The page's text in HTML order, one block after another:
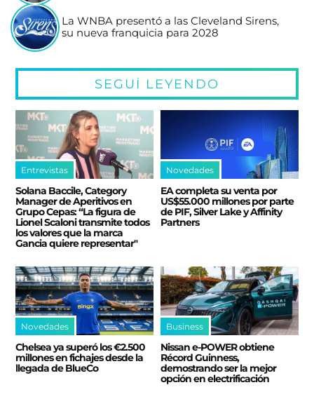
La WNBA presentó a las Cleveland Sirens,
su nueva franquicia para 2028
SEGUÍ LEYENDO
Entrevistas
Solana Baccile, Category
Manager de Aperitivos en
Grupo Cepas: “La figura de
Lionel Scaloni transmite todos
los valores que la marca
Gancia quiere representar"
Novedades
EA completa su venta por
US$55.000 millones por parte
de PIF, Silver Lake y Affinity
Partners
Novedades
Chelsea ya superó los €2.500
millones en fichajes desde la
llegada de BlueCo
Business
Nissan e‑POWER obtiene
Récord Guinness,
demostrando ser la mejor
opción en electrificación